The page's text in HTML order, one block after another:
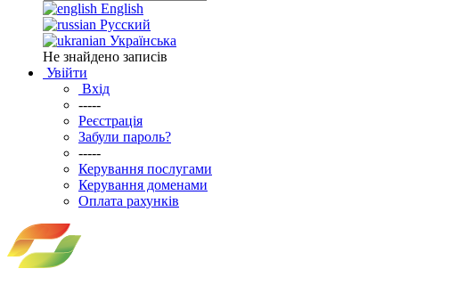
English
Русский
Українська
Не знайдено записів
Увійти
Вхід
-----
Реєстрація
Забули пароль?
-----
Керування послугами
Керування доменами
Оплата рахунків